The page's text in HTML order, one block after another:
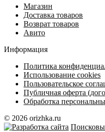
Магазин
Доставка товаров
Возврат товаров
Авито
Информация
Политика
Использование cookies
Пользовательское
Публичная оферта
Обработка
© 2026 orizhka.ru